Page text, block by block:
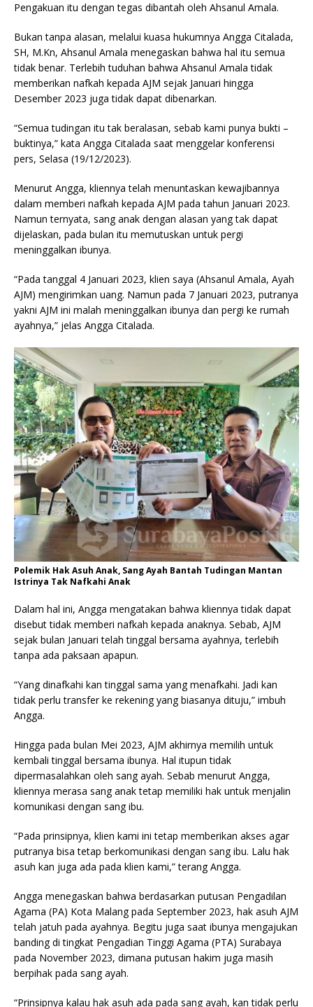
Pengakuan itu dengan tegas dibantah oleh Ahsanul Amala.
Bukan tanpa alasan, melalui kuasa hukumnya Angga Citalada,
SH, M.Kn, Ahsanul Amala menegaskan bahwa hal itu semua
tidak benar. Terlebih tuduhan bahwa Ahsanul Amala tidak
memberikan nafkah kepada AJM sejak Januari hingga
Desember 2023 juga tidak dapat dibenarkan.
“Semua tudingan itu tak beralasan, sebab kami punya bukti –
buktinya,” kata Angga Citalada saat menggelar konferensi
pers, Selasa (19/12/2023).
Menurut Angga, kliennya telah menuntaskan kewajibannya
dalam memberi nafkah kepada AJM pada tahun Januari 2023.
Namun ternyata, sang anak dengan alasan yang tak dapat
dijelaskan, pada bulan itu memutuskan untuk pergi
meninggalkan ibunya.
“Pada tanggal 4 Januari 2023, klien saya (Ahsanul Amala, Ayah
AJM) mengirimkan uang. Namun pada 7 Januari 2023, putranya
yakni AJM ini malah meninggalkan ibunya dan pergi ke rumah
ayahnya,” jelas Angga Citalada.
Polemik Hak Asuh Anak, Sang Ayah Bantah Tudingan Mantan
Istrinya Tak Nafkahi Anak
Dalam hal ini, Angga mengatakan bahwa kliennya tidak dapat
disebut tidak memberi nafkah kepada anaknya. Sebab, AJM
sejak bulan Januari telah tinggal bersama ayahnya, terlebih
tanpa ada paksaan apapun.
“Yang dinafkahi kan tinggal sama yang menafkahi. Jadi kan
tidak perlu transfer ke rekening yang biasanya dituju,” imbuh
Angga.
Hingga pada bulan Mei 2023, AJM akhirnya memilih untuk
kembali tinggal bersama ibunya. Hal itupun tidak
dipermasalahkan oleh sang ayah. Sebab menurut Angga,
kliennya merasa sang anak tetap memiliki hak untuk menjalin
komunikasi dengan sang ibu.
“Pada prinsipnya, klien kami ini tetap memberikan akses agar
putranya bisa tetap berkomunikasi dengan sang ibu. Lalu hak
asuh kan juga ada pada klien kami,” terang Angga.
Angga menegaskan bahwa berdasarkan putusan Pengadilan
Agama (PA) Kota Malang pada September 2023, hak asuh AJM
telah jatuh pada ayahnya. Begitu juga saat ibunya mengajukan
banding di tingkat Pengadian Tinggi Agama (PTA) Surabaya
pada November 2023, dimana putusan hakim juga masih
berpihak pada sang ayah.
“Prinsipnya kalau hak asuh ada pada sang ayah, kan tidak perlu